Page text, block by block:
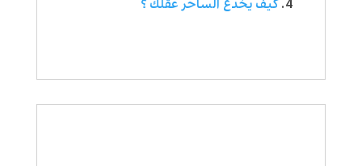
كيف يخدع الساحر عقلك ؟